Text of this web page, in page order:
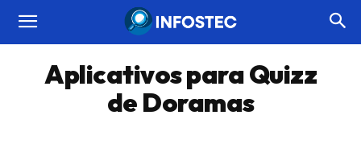
Aplicativos para Quizz
de Doramas